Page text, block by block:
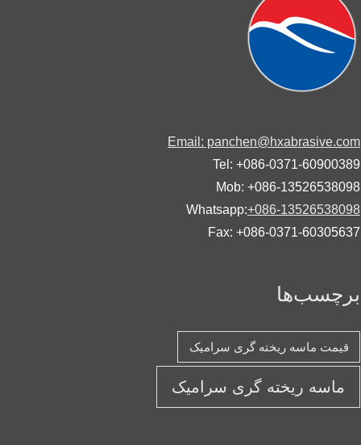
Email:
Tel: +086-0371-
Mob: +086-
Whatsapp:+086-
Fax: +086-0371-
ماسه ریخته گری سرامیک
ماسه ریخته گری سرامیک